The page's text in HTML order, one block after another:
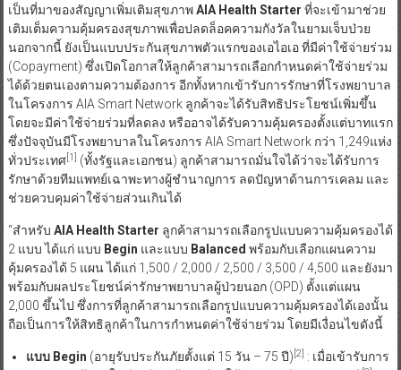
เป็นที่มาของสัญญาเพิ่มเติมสุขภาพAIA Health Starter ที่จะเข้ามาช่วย
เติมเต็มความคุ้มครองสุขภาพเพื่อปลดล็อคความกังวัลในยามเจ็บป่วย
นอกจากนี้ ยังเป็นแบบประกันสุขภาพตัวแรกของเอไอเอ ที่มีค่าใช้จ่ายร่วม
(Copayment) ซึ่งเปิดโอกาสให้ลูกค้าสามารถเลือกกำหนดค่าใช้จ่ายร่วม
ได้ด้วยตนเองตามความต้องการ อีกทั้งหากเข้ารับการรักษาที่โรงพยาบาล
ในโครงการ AIA Smart Network ลูกค้าจะได้รับสิทธิประโยชน์เพิ่มขึ้น
โดยจะมีค่าใช้จ่ายร่วมที่ลดลง หรืออาจได้รับความคุ้มครองตั้งแต่บาทแรก
ซึ่งปัจจุบันมีโรงพยาบาลในโครงการ AIA Smart Network กว่า 1,249แห่ง
ทั่วประเทศ[1] (ทั้งรัฐและเอกชน) ลูกค้าสามารถมั่นใจได้ว่าจะได้รับการ
รักษาด้วยทีมแพทย์เฉาพะทางผู้ชำนาญการ ลดปัญหาด้านการเคลม และ
ช่วยควบคุมค่าใช้จ่ายส่วนเกินได้
“สำหรับ AIA Health Starter ลูกค้าสามารถเลือกรูปแบบความคุ้มครองได้
2 แบบ ได้แก่ แบบ Begin และแบบ Balanced พร้อมกับเลือกแผนความ
คุ้มครองได้ 5 แผน ได้แก่ 1,500 / 2,000 / 2,500 / 3,500 / 4,500 และยังมา
พร้อมกับผลประโยชน์ค่ารักษาพยาบาลผู้ป่วยนอก (OPD) ตั้งแต่แผน
2,000 ขึ้นไป ซึ่งการที่ลูกค้าสามารถเลือกรูปแบบความคุ้มครองได้เองนั้น
ถือเป็นการให้สิทธิลูกค้าในการกำหนดค่าใช้จ่ายร่วม โดยมีเงื่อนไขดังนี้
แบบBegin (อายุรับประกันภัยตั้งแต่ 15 วัน – 75 ปี) [2] : เมื่อเข้ารับการ